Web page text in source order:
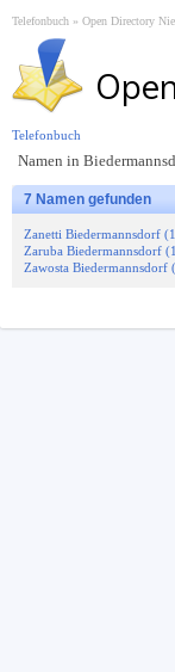
Telefonbuch Open Directory
Namen in
7 Namen gefunden
Zanetti Biedermannsdorf
Zaruba Biedermannsdorf
Zawosta Biedermannsdorf
Telefonbuch